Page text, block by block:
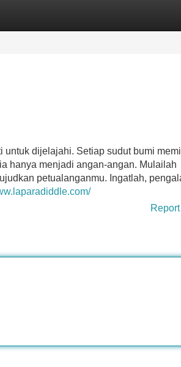
dijelajahi. Setiap sudut bumi
hanya menjadi angan-angan. Mulailah
petualanganmu. Ingatlah,